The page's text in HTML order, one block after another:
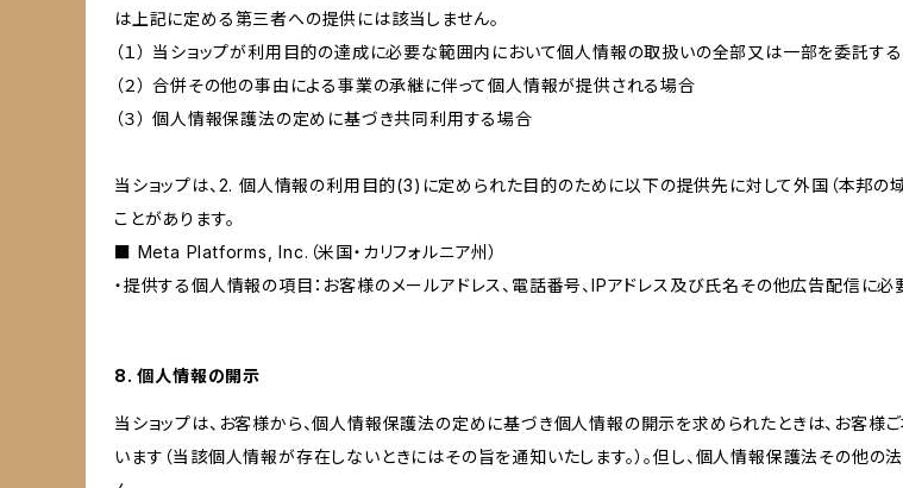
は上記に定める第三者への提供には該当しません。
（１） 当ショップが利用目的の達成に必要な範囲内において個人情報の取扱いの全部又は一部を委託す
（２） 合併その他の事由による事業の承継に伴って個人情報が提供される場合
（３） 個人情報保護法の定めに基づき共同利用する場合
当ショップは、2. 個人情報の利用目的(3)に定められた目的のために以下の提供先に対して外国（本邦
ことがあります。
■ Meta Platforms, Inc.（米国・カリフォルニア州）
・提供する個人情報の項目：お客様のメールアドレス、電話番号、IPアドレス及び氏名その他広告配信に必
8. 個人情報の開示
当ショップは、お客様から、個人情報保護法の定めに基づき個人情報の開示を求められたときは、お客様
います（当該個人情報が存在しないときにはその旨を通知いたします。）。但し、個人情報保護法その他